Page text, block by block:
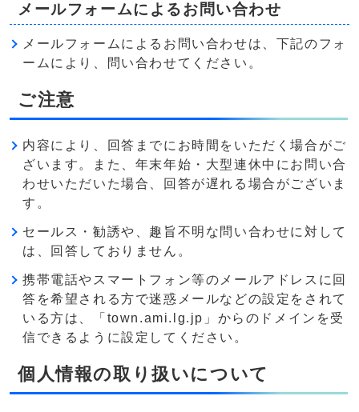
メールフォームによるお問い合わせ
メールフォームによるお問い合わせは、下記のフォ
ームにより、問い合わせてください。
ご注意
内容により、回答までにお時間をいただく場合がご
ざいます。また、年末年始・大型連休中にお問い合
わせいただいた場合、回答が遅れる場合がございま
す。
セールス・勧誘や、趣旨不明な問い合わせに対して
は、回答しておりません。
携帯電話やスマートフォン等のメールアドレスに回
答を希望される方で迷惑メールなどの設定をされて
いる方は、「town.ami.lg.jp」からのドメインを受
信できるように設定してください。
個人情報の取り扱いについて